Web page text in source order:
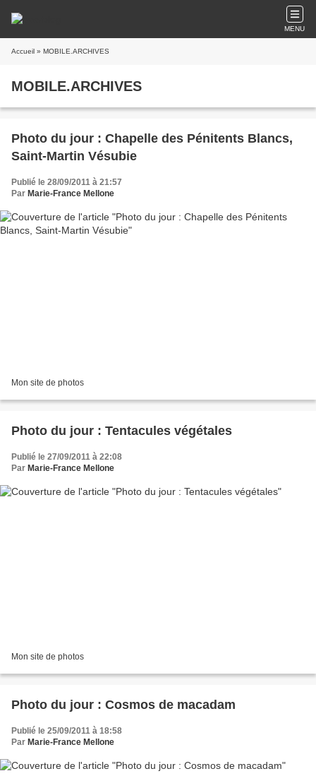
MENU
Accueil » MOBILE.ARCHIVES
MOBILE.ARCHIVES
Photo du jour : Chapelle des Pénitents Blancs,
Saint-Martin Vésubie
Publié le 28/09/2011 à 21:57
Par Marie-France Mellone
Mon site de photos
Photo du jour : Tentacules végétales
Publié le 27/09/2011 à 22:08
Par Marie-France Mellone
Mon site de photos
Photo du jour : Cosmos de macadam
Publié le 25/09/2011 à 18:58
Par Marie-France Mellone